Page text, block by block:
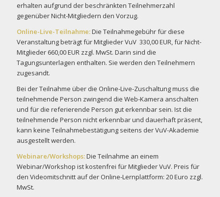
erhalten aufgrund der beschränkten Teilnehmerzahl
gegenüber Nicht-Mitgliedern den Vorzug.
Online-Live-Teilnahme:Die Teilnahmegebühr für diese
Veranstaltung beträgt für Mitglieder VuV 330,00 EUR, für Nicht-
Mitglieder 660,00 EUR zzgl. MwSt. Darin sind die
Tagungsunterlagen enthalten. Sie werden den Teilnehmern
zugesandt.
Bei der Teilnahme über die Online-Live-Zuschaltung muss die
teilnehmende Person zwingend die Web-Kamera anschalten
und für die referierende Person gut erkennbar sein. Ist die
teilnehmende Person nicht erkennbar und dauerhaft präsent,
kann keine Teilnahmebestätigung seitens der VuV-Akademie
ausgestellt werden.
Webinare/Workshops:Die Teilnahme an einem
Webinar/Workshop ist kostenfrei für Mitglieder VuV. Preis für
den Videomitschnitt auf der Online-Lernplattform: 20 Euro zzgl.
MwSt.